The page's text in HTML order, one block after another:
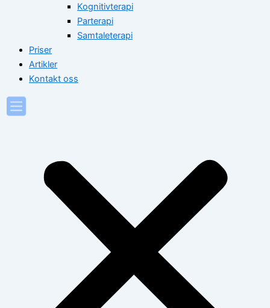
Kognitivterapi
Parterapi
Samtaleterapi
Priser
Artikler
Kontakt oss